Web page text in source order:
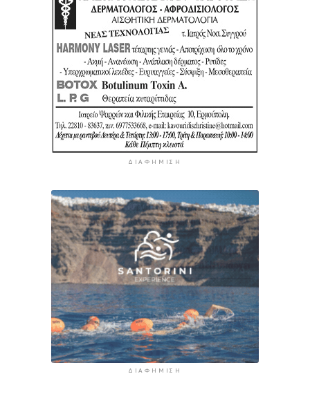
ΔΙΑΦΉΜΙΣΗ
ΔΙΑΦΉΜΙΣΗ